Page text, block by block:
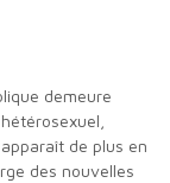
de plus en
des nouvelles